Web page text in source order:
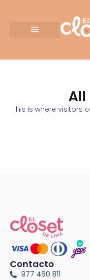
All
This is where visitors
Contacto
977 460 811